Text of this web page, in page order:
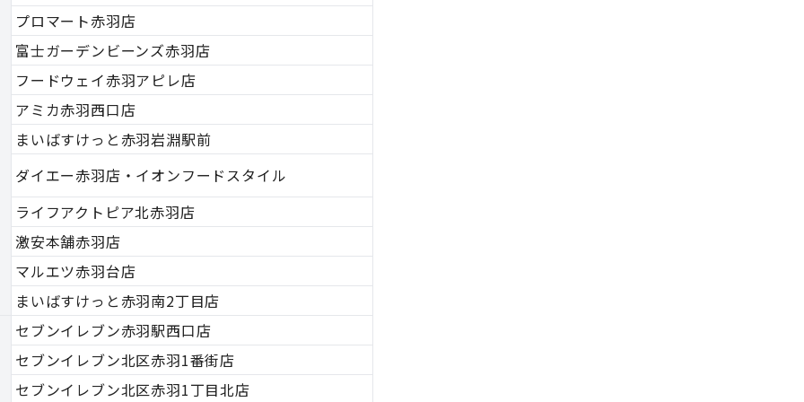
プロマート赤羽店
富士ガーデンビーンズ赤羽店
フードウェイ赤羽アピレ店
アミカ赤羽西口店
まいばすけっと赤羽岩淵駅前
ダイエー赤羽店・イオンフードスタイル
ライフアクトピア北赤羽店
激安本舗赤羽店
マルエツ赤羽台店
まいばすけっと赤羽南2丁目店
セブンイレブン赤羽駅西口店
セブンイレブン北区赤羽1番街店
セブンイレブン北区赤羽1丁目北店